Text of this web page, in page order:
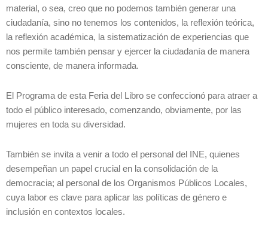
material, o sea, creo que no podemos también generar una
ciudadanía, sino no tenemos los contenidos, la reflexión teórica,
la reflexión académica, la sistematización de experiencias que
nos permite también pensar y ejercer la ciudadanía de manera
consciente, de manera informada.
El Programa de esta Feria del Libro se confeccionó para atraer a
todo el público interesado, comenzando, obviamente, por las
mujeres en toda su diversidad.
También se invita a venir a todo el personal del INE, quienes
desempeñan un papel crucial en la consolidación de la
democracia; al personal de los Organismos Públicos Locales,
cuya labor es clave para aplicar las políticas de género e
inclusión en contextos locales.